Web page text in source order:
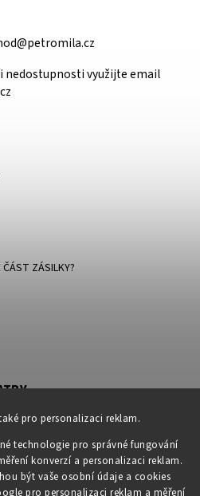
pro personalizaci reklam.
technologie pro správné fungování
konverzí a personalizaci reklam.
být vaše osobní údaje a cookies
pro personalizaci reklam a měření
@petromila.cz
nedostupnosti využijte email
ZÁSILKY?